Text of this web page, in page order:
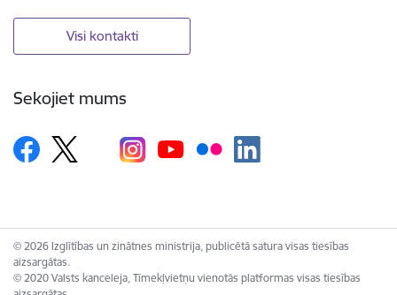
Visi kontakti
Sekojiet mums
© 2026 Izglītības un zinātnes ministrija, publicētā satura visas tiesības
aizsargātas.
© 2020 Valsts kanceleja, Tīmekļvietņu vienotās platformas visas tiesības